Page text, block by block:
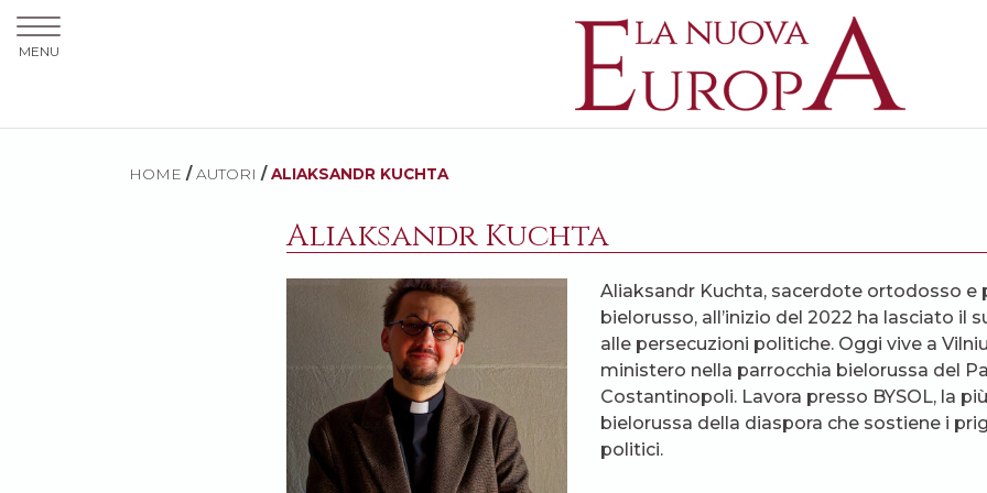
HOME / AUTORI / ALIAKSANDR KUCHTA
Aliaksandr Kuchta
Aliaksandr Kuchta, sacerdote ortodosso e
bielorusso, all’inizio del 2022 ha lasciato il
alle persecuzioni politiche. Oggi vive a
ministero nella parrocchia bielorussa del
Costantinopoli. Lavora presso BYSOL, la
bielorussa della diaspora che sostiene i
politici.
MENU